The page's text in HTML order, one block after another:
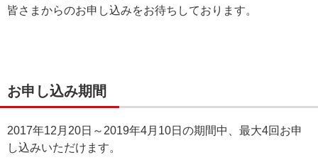
皆さまからのお申し込みをお待ちしております。
お申し込み期間
2017年12月20日～2019年4月10日の期間中、最大4回お申
し込みいただけます。